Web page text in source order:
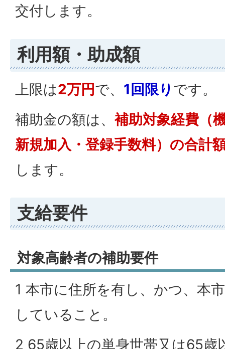
交付します。
利用額・助成額
上限は2万円で、 1回限り です。
補助金の額は、補助対象経費（
新規加入・登録手数料）の合計
します。
支給要件
対象高齢者の補助要件
1 本市に住所を有し、かつ、本
していること。
2 65歳以上の単身世帯又は65歳